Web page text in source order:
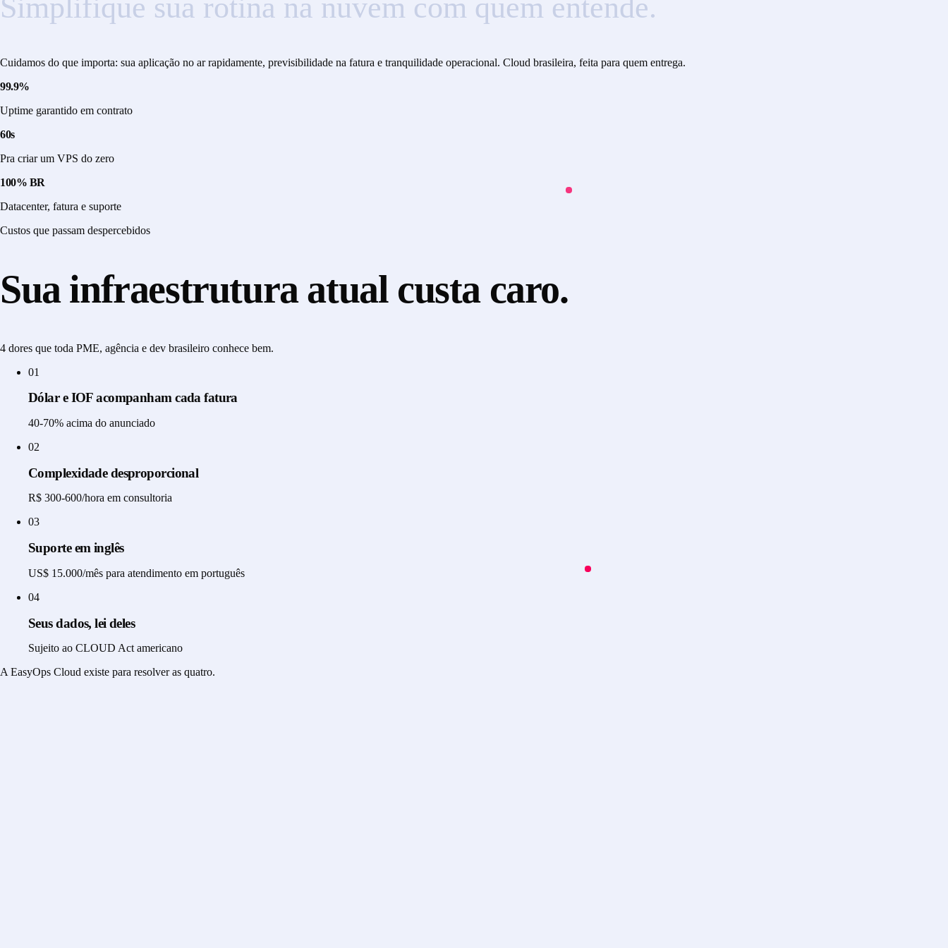
Simplifique sua rotina na nuvem com quem entende.
Cuidamos do que importa: sua aplicação no ar rapidamente, previsibilidade na fatura e tranquilidade operacional. Cloud brasileira, feita para quem entrega.
99.9%
Uptime garantido em contrato
60s
Pra criar um VPS do zero
100% BR
Datacenter, fatura e suporte
Custos que passam despercebidos
Sua infraestrutura atual custa caro.
4 dores que toda PME, agência e dev brasileiro conhece bem.
01
Dólar e IOF acompanham cada fatura
40-70% acima do anunciado
02
Complexidade desproporcional
R$ 300-600/hora em consultoria
03
Suporte em inglês
US$ 15.000/mês para atendimento em português
04
Seus dados, lei deles
Sujeito ao CLOUD Act americano
A EasyOps Cloud existe para resolver as quatro.